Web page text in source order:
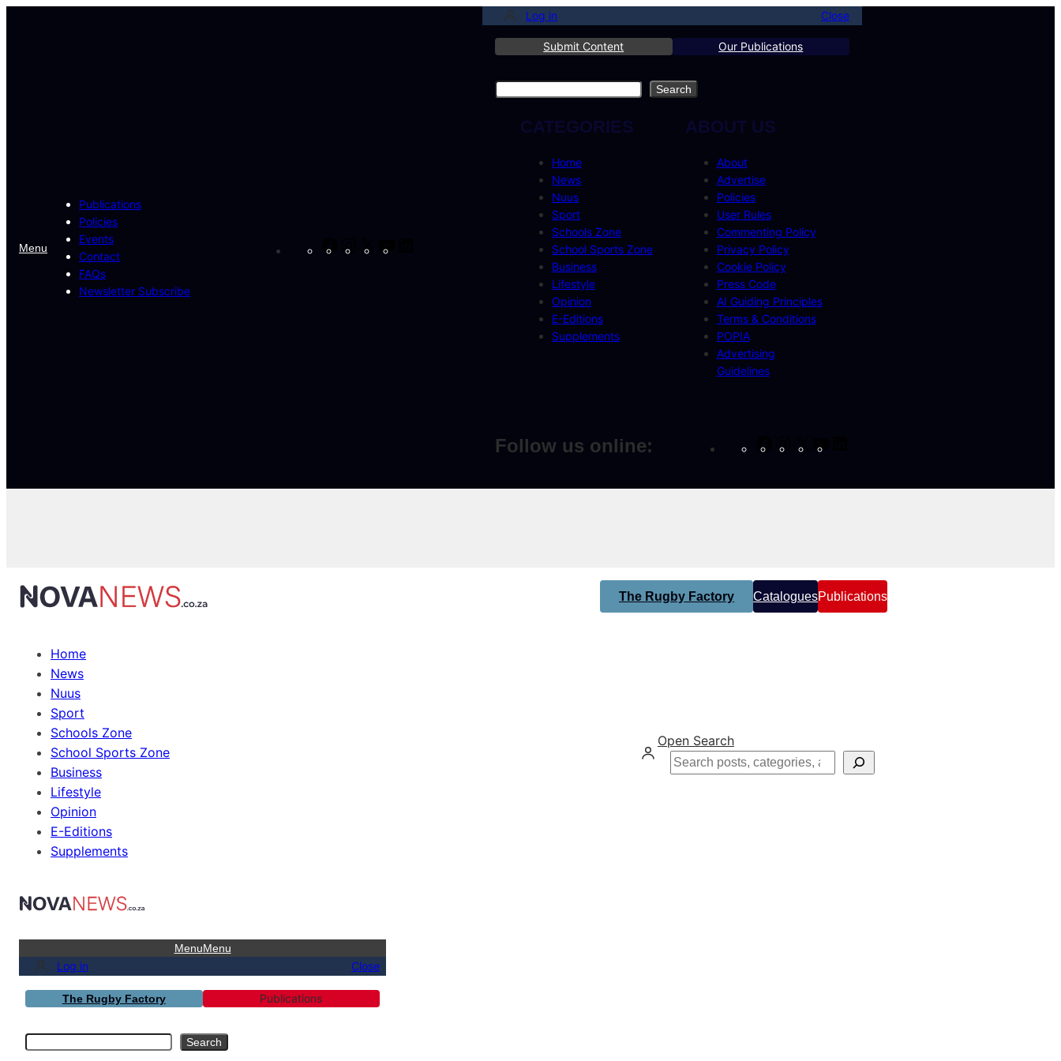
Menu
Publications
Policies
Events
Contact
FAQs
Newsletter Subscribe
Log in Close
Submit Content Our Publications
Search Search
CATEGORIES
Home
News
Nuus
Sport
Schools Zone
School Sports Zone
Business
Lifestyle
Opinion
E-Editions
Supplements
ABOUT US
About
Advertise
Policies
User Rules
Commenting Policy
Privacy Policy
Cookie Policy
Press Code
AI Guiding Principles
Terms & Conditions
POPIA
Advertising
Guidelines
Follow us online:
The Rugby Factory CataloguesPublications
Home
News
Nuus
Sport
Schools Zone
School Sports Zone
Business
Lifestyle
Opinion
E-Editions
Supplements
Open Search
Search
MenuMenu
Log in Close
The Rugby Factory Publications
Search